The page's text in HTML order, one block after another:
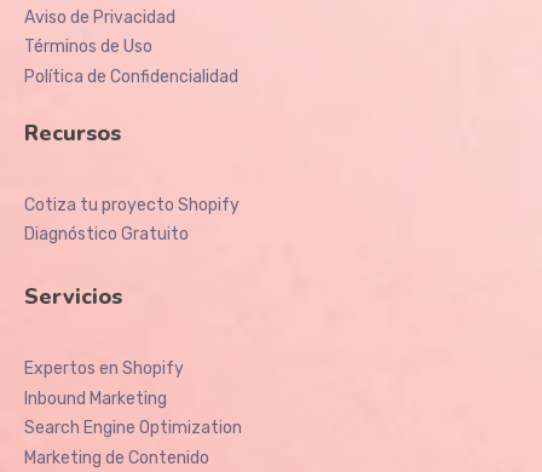
Aviso de Privacidad
Términos de Uso
Política de Confidencialidad
Recursos
Cotiza tu proyecto Shopify
Diagnóstico Gratuito
Servicios
Expertos en Shopify
Inbound Marketing
Search Engine Optimization
Marketing de Contenido